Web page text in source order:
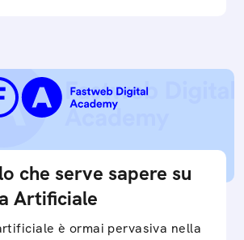
che serve sapere su
Artificiale
è ormai pervasiva nella